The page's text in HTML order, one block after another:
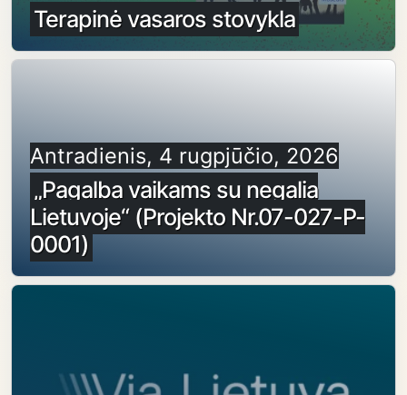
Terapinė vasaros stovykla
Antradienis, 4 rugpjūčio, 2026
„Pagalba vaikams su negalia
Lietuvoje“ (Projekto Nr.07-027-P-
0001)